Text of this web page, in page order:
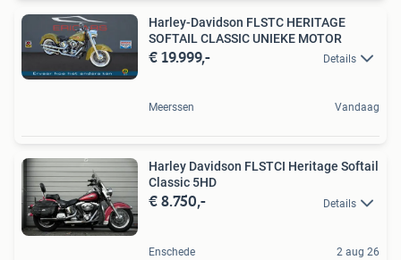
Harley-Davidson FLSTC HERITAGE
SOFTAIL CLASSIC UNIEKE MOTOR
€ 19.999,- Details
Meerssen Vandaag
Harley Davidson FLSTCI Heritage Softail
Classic 5HD
€ 8.750,- Details
Enschede 2 aug 26